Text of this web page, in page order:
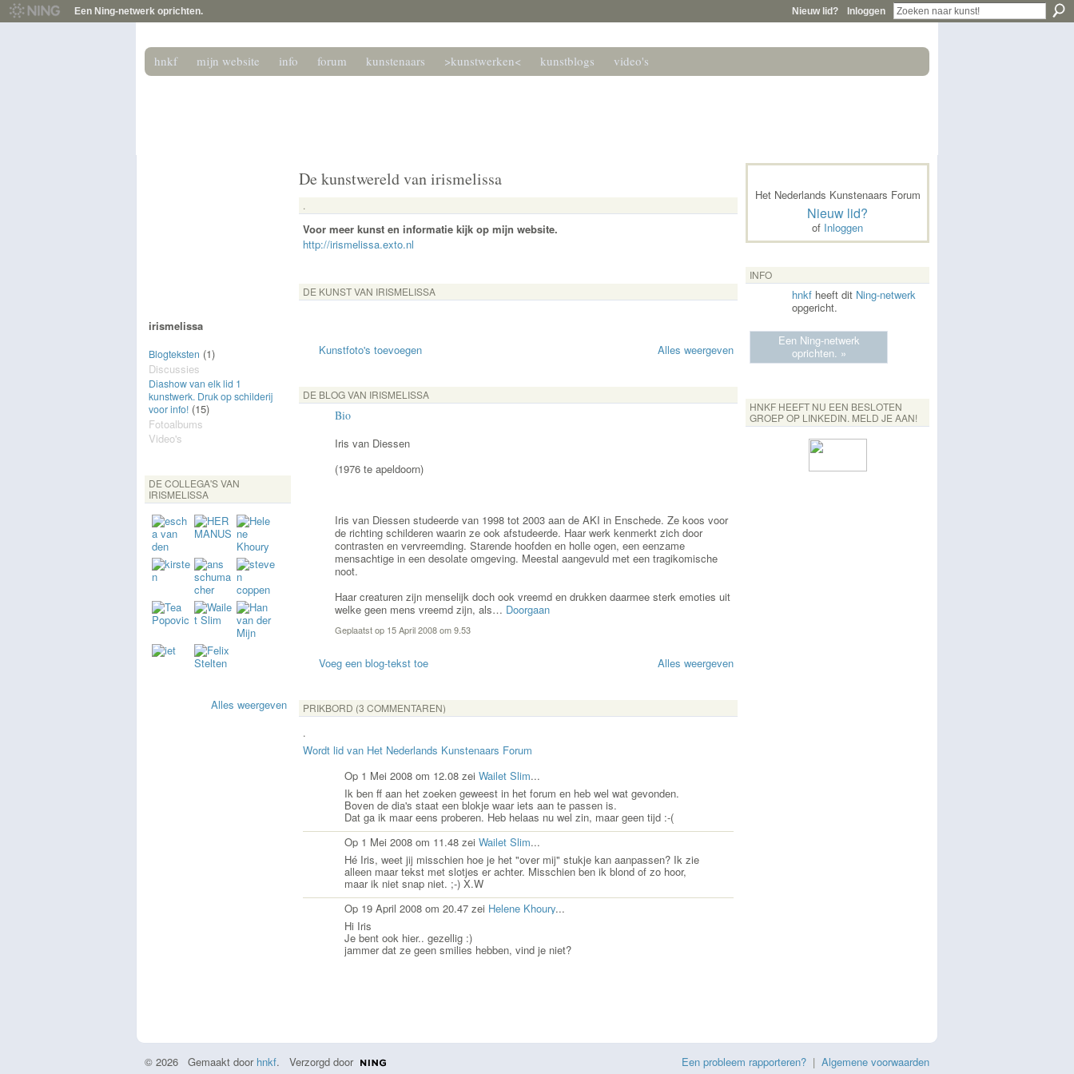
Een Ning-netwerk oprichten. Nieuw lid? Inloggen
hnkf mijn website info forum kunstenaars >kunstwerken< kunstblogs video's
irismelissa
Blogteksten (1)
Discussies
Diashow van elk lid 1
kunstwerk. Druk op schilderij
voor info! (15)
Fotoalbums
Video's
DE COLLEGA'S VAN
IRISMELISSA
Alles weergeven
De kunstwereld van irismelissa
.
Voor meer kunst en informatie kijk op mijn website.
http://irismelissa.exto.nl
DE KUNST VAN IRISMELISSA
Kunstfoto's toevoegen Alles weergeven
DE BLOG VAN IRISMELISSA
Bio
Iris van Diessen
(1976 te apeldoorn)
Iris van Diessen studeerde van 1998 tot 2003 aan de AKI in Enschede. Ze koos voor
de richting schilderen waarin ze ook afstudeerde. Haar werk kenmerkt zich door
contrasten en vervreemding. Starende hoofden en holle ogen, een eenzame
mensachtige in een desolate omgeving. Meestal aangevuld met een tragikomische
noot.
Haar creaturen zijn menselijk doch ook vreemd en drukken daarmee sterk emoties uit
welke geen mens vreemd zijn, als… Doorgaan
Geplaatst op 15 April 2008 om 9.53
Voeg een blog-tekst toe Alles weergeven
PRIKBORD (3 COMMENTAREN)
.
Wordt lid van Het Nederlands Kunstenaars Forum
Op 1 Mei 2008 om 12.08 zei Wailet Slim...
Ik ben ff aan het zoeken geweest in het forum en heb wel wat gevonden.
Boven de dia's staat een blokje waar iets aan te passen is.
Dat ga ik maar eens proberen. Heb helaas nu wel zin, maar geen tijd :-(
Op 1 Mei 2008 om 11.48 zei Wailet Slim...
Hé Iris, weet jij misschien hoe je het "over mij" stukje kan aanpassen? Ik zie
alleen maar tekst met slotjes er achter. Misschien ben ik blond of zo hoor,
maar ik niet snap niet. ;-) X.W
Op 19 April 2008 om 20.47 zei Helene Khoury...
Hi Iris
Je bent ook hier.. gezellig :)
jammer dat ze geen smilies hebben, vind je niet?
Het Nederlands Kunstenaars Forum
Nieuw lid?
of Inloggen
INFO
hnkf heeft dit Ning-netwerk
opgericht.
Een Ning-netwerk
oprichten. »
HNKF HEEFT NU EEN BESLOTEN
GROEP OP LINKEDIN. MELD JE AAN!
© 2026 Gemaakt door hnkf. Verzorgd door Een probleem rapporteren? | Algemene voorwaarden